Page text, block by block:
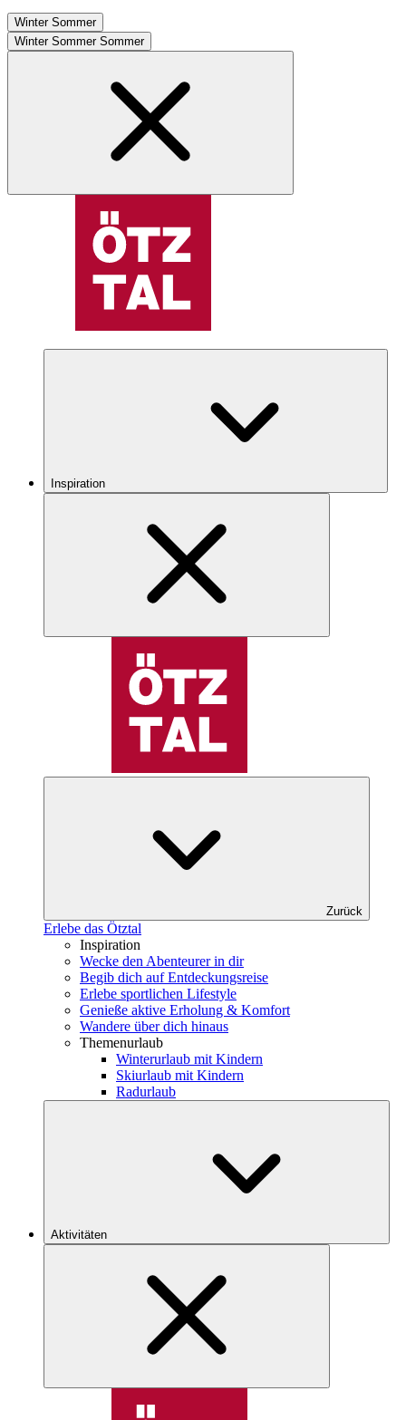
Winter Sommer
Winter Sommer Sommer
Inspiration
Zurück
Erlebe das Ötztal
Inspiration
Wecke den Abenteurer in dir
Begib dich auf Entdeckungsreise
Erlebe sportlichen Lifestyle
Genieße aktive Erholung & Komfort
Wandere über dich hinaus
Themenurlaub
Winterurlaub mit Kindern
Skiurlaub mit Kindern
Radurlaub
Aktivitäten